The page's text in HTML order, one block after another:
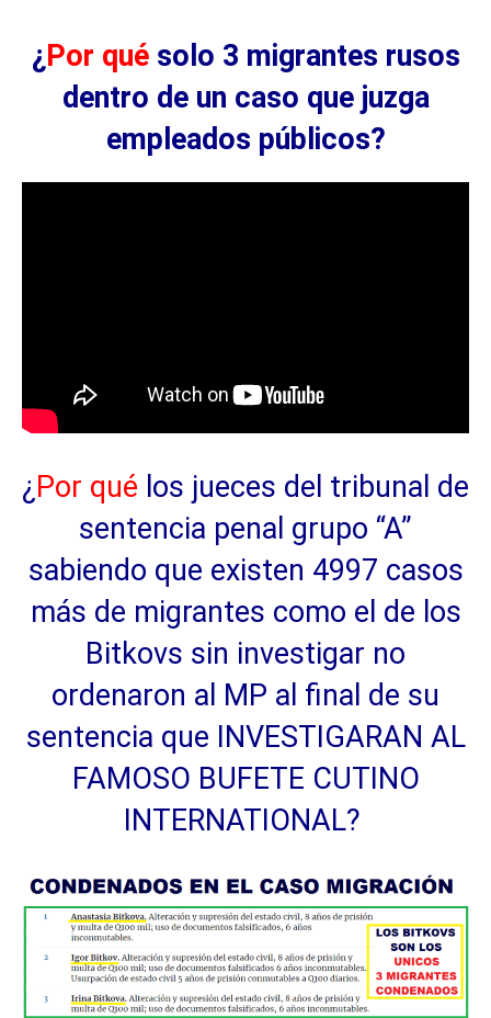
¿Por quésolo 3 migrantes rusos
dentro de un caso que juzga
empleados públicos?
¿ Por qué los jueces del tribunal de
sentencia penal grupo “A”
sabiendo que existen 4997 casos
más de migrantes como el de los
Bitkovs sin investigar no
ordenaron al MP al final de su
sentencia que INVESTIGARAN AL
FAMOSO BUFETE CUTINO
INTERNATIONAL?